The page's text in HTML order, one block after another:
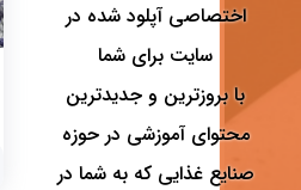
اختصاصی آپلود شده در
سایت برای شما
با بروزترین و جدیدترین
محتوای آموزشی در حوزه
صنایع غذایی که به شما در